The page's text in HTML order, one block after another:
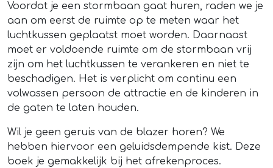
Voordat je een stormbaan gaat huren, raden we je
aan om eerst de ruimte op te meten waar het
luchtkussen geplaatst moet worden. Daarnaast
moet er voldoende ruimte om de stormbaan vrij
zijn om het luchtkussen te verankeren en niet te
beschadigen. Het is verplicht om continu een
volwassen persoon de attractie en de kinderen in
de gaten te laten houden.
Wil je geen geruis van de blazer horen? We
hebben hiervoor een geluidsdempende kist. Deze
boek je gemakkelijk bij het afrekenproces.